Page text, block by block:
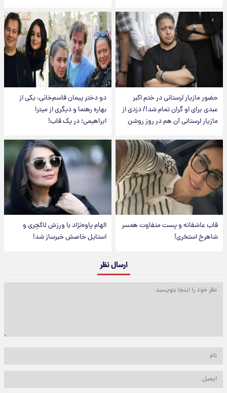
حضور مازیار لرستانی در ختم اکبر
عبدی برای او گران تمام شد!/ دزدی از
مازیار لرستانی آن هم در روز روشن
دو دختر پیمان قاسم‌خانی، یکی از
بهاره رهنما و دیگری از میترا
ابراهیمی؛ در یک قاب!
قاب عاشقانه و پست متفاوت همسر
شاهرخ استخری!
الهام پاوه‌نژاد با ورزش لاکچری و
استایل خاصش خبرساز شد!
ارسال نظر